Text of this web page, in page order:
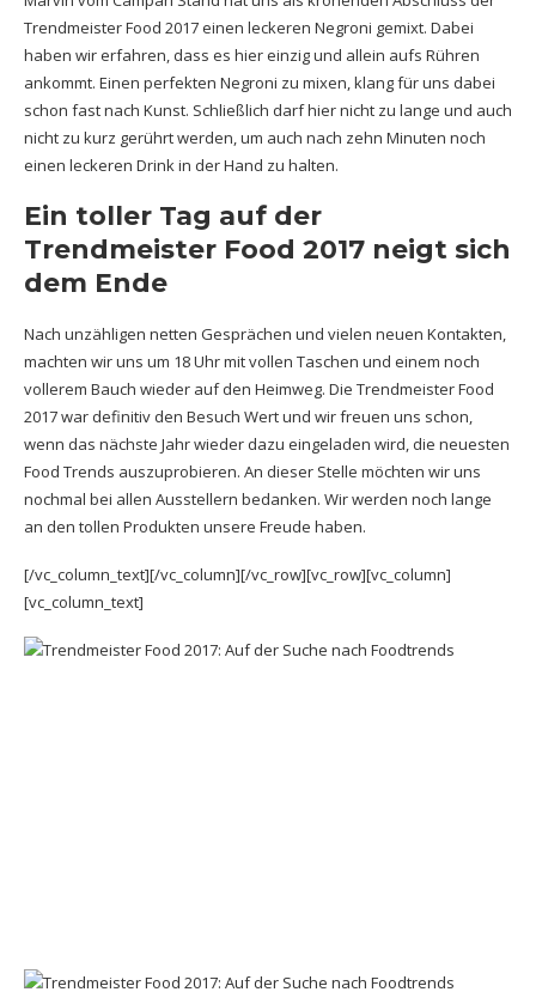
Trendmeister Food 2017 einen leckeren Negroni gemixt. Dabei
haben wir erfahren, dass es hier einzig und allein aufs Rühren
ankommt. Einen perfekten Negroni zu mixen, klang für uns dabei
schon fast nach Kunst. Schließlich darf hier nicht zu lange und auch
nicht zu kurz gerührt werden, um auch nach zehn Minuten noch
einen leckeren Drink in der Hand zu halten.
Ein toller Tag auf der
Trendmeister Food 2017 neigt sich
dem Ende
Nach unzähligen netten Gesprächen und vielen neuen Kontakten,
machten wir uns um 18 Uhr mit vollen Taschen und einem noch
vollerem Bauch wieder auf den Heimweg. Die Trendmeister Food
2017 war definitiv den Besuch Wert und wir freuen uns schon,
wenn das nächste Jahr wieder dazu eingeladen wird, die neuesten
Food Trends auszuprobieren. An dieser Stelle möchten wir uns
nochmal bei allen Ausstellern bedanken. Wir werden noch lange
an den tollen Produkten unsere Freude haben.
[/vc_column_text][/vc_column][/vc_row][vc_row][vc_column]
[vc_column_text]